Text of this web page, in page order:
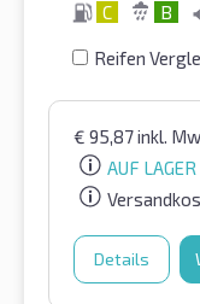
C B
Reifen
€ 95,87inkl.
AUF LAGER
Details